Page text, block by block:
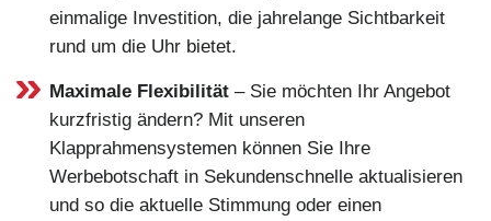
einmalige Investition, die jahrelange Sichtbarkeit
rund um die Uhr bietet.
Maximale Flexibilität – Sie möchten Ihr Angebot
kurzfristig ändern? Mit unseren
Klapprahmensystemen können Sie Ihre
Werbebotschaft in Sekundenschnelle aktualisieren
und so die aktuelle Stimmung oder einen